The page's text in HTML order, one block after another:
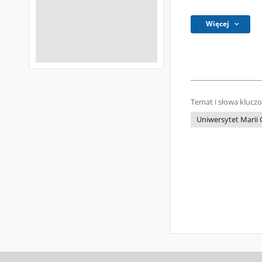
Więcej
Temat i słowa
Uniwersytet Marii